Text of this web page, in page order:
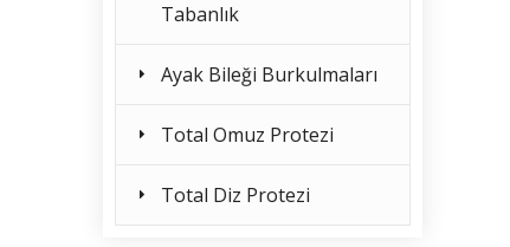
Tabanlık
Ayak Bileği Burkulmaları
Total Omuz Protezi
Total Diz Protezi